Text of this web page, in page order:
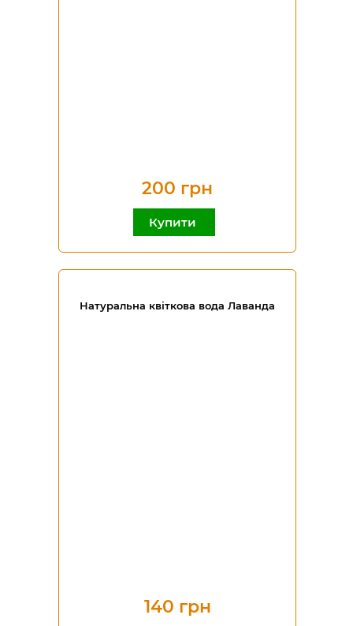
200 грн
Купити
Натуральна квіткова вода Лаванда
140 грн